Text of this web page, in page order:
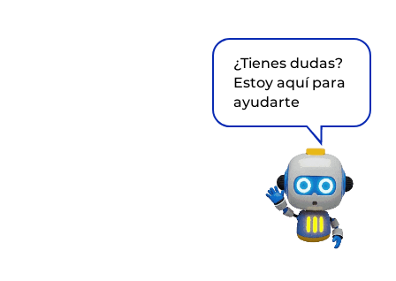
¿Tienes dudas?
Estoy aquí para
ayudarte